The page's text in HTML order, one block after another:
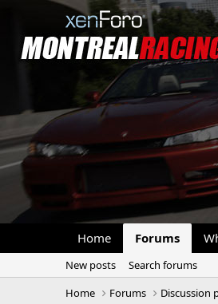
Home Forums
New posts
Search forums
Home
Forums Discussion